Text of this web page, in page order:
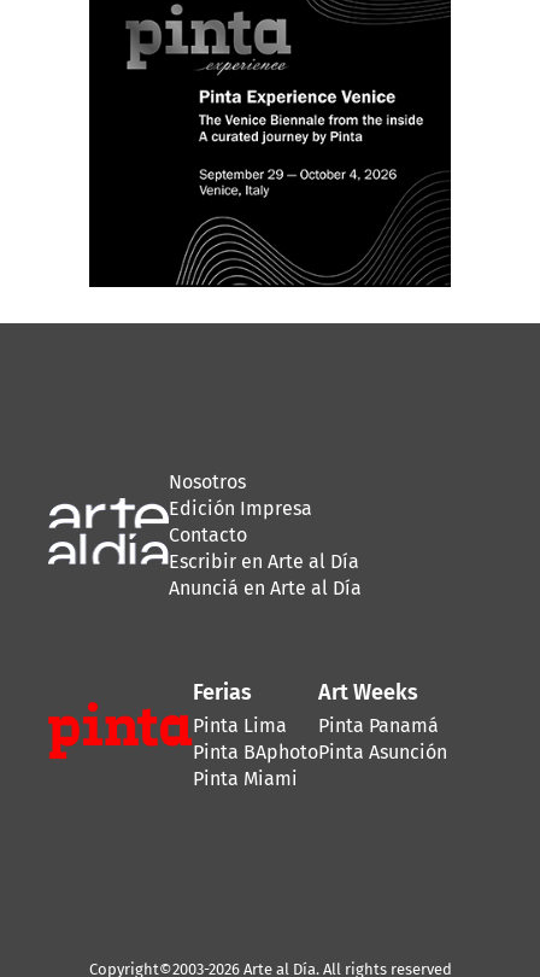
Nosotros
Edición Impresa
Contacto
Escribir en Arte al Día
Anunciá en Arte al Día
Ferias
Pinta Lima
Pinta BAphoto
Pinta Miami
Art Weeks
Pinta Panamá
Pinta Asunción
Copyright©2003-2026 Arte al Día. All rights reserved